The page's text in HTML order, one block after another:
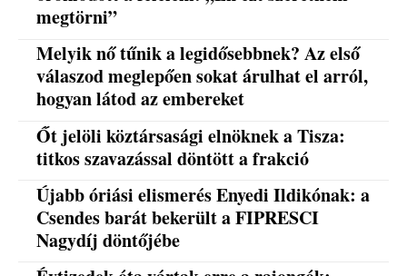
megtörni”
Melyik nő tűnik a legidősebbnek? Az első
válaszod meglepően sokat árulhat el arról,
hogyan látod az embereket
Őt jelöli köztársasági elnöknek a Tisza:
titkos szavazással döntött a frakció
Újabb óriási elismerés Enyedi Ildikónak: a
Csendes barát bekerült a FIPRESCI
Nagydíj döntőjébe